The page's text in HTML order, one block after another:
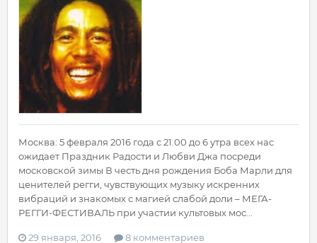
Москва: 5 февраля 2016 года с 21.00 до 6 утра всех нас
ожидает Праздник Радости и Любви Джа посреди
московской зимы В честь дня рождения Боба Марли для
ценителей регги, чувствующих музыку искренних
вибраций и знакомых с магией слабой доли – МЕГА-
РЕГГИ-ФЕСТИВАЛЬ при участии культовых мос...
29 января, 2016 8 комментариев